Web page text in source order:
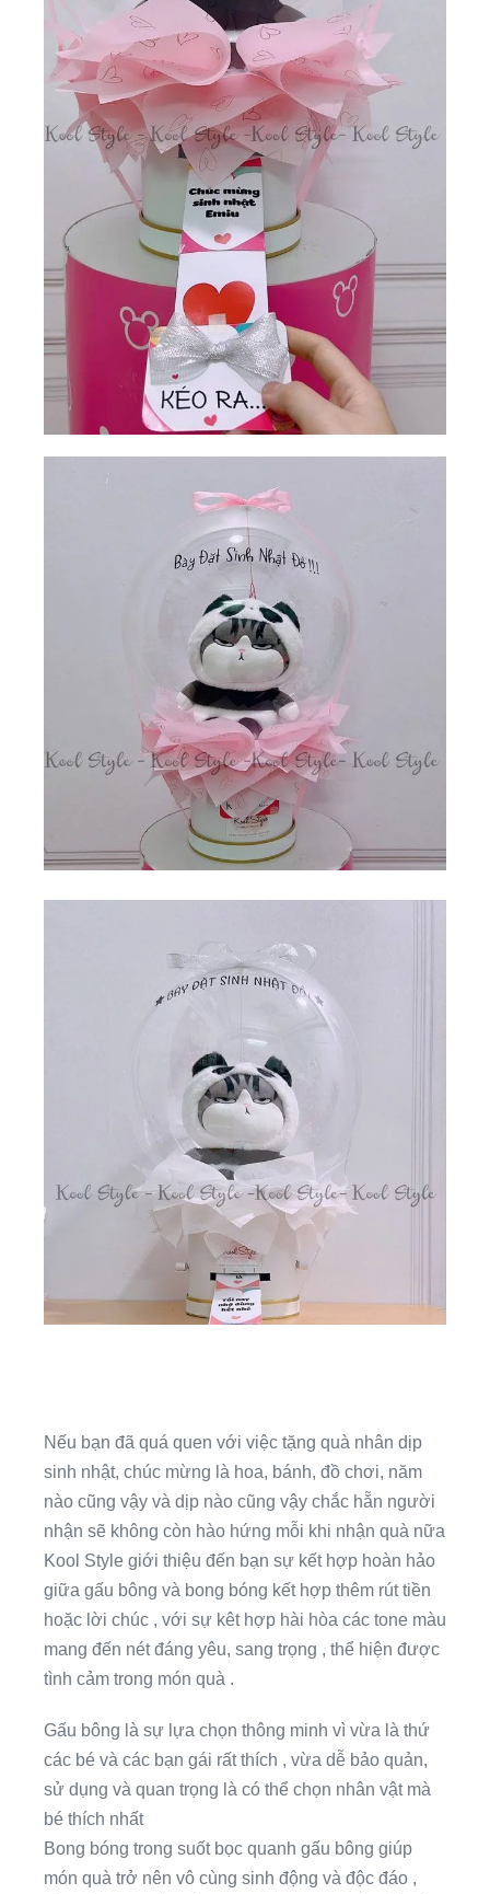
Nếu bạn đã quá quen với việc tặng quà nhân dịp
sinh nhật, chúc mừng là hoa, bánh, đồ chơi, năm
nào cũng vậy và dịp nào cũng vậy chắc hẵn người
nhận sẽ không còn hào hứng mỗi khi nhận quà nữa
Kool Style giới thiệu đến bạn sự kết hợp hoàn hảo
giữa gấu bông và bong bóng kết hợp thêm rút tiền
hoặc lời chúc , với sự kêt hợp hài hòa các tone màu
mang đến nét đáng yêu, sang trọng , thể hiện được
tình cảm trong món quà .
Gấu bông là sự lựa chọn thông minh vì vừa là thứ
các bé và các bạn gái rất thích , vừa dễ bảo quản,
sử dụng và quan trọng là có thể chọn nhân vật mà
bé thích nhất
Bong bóng trong suốt bọc quanh gấu bông giúp
món quà trở nên vô cùng sinh động và độc đáo ,